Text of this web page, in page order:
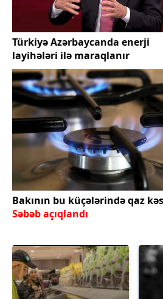
Türkiyə Azərbaycanda enerji
layihələri ilə maraqlanır
Bakının bu küçələrində qaz
Səbəb açıqlandı